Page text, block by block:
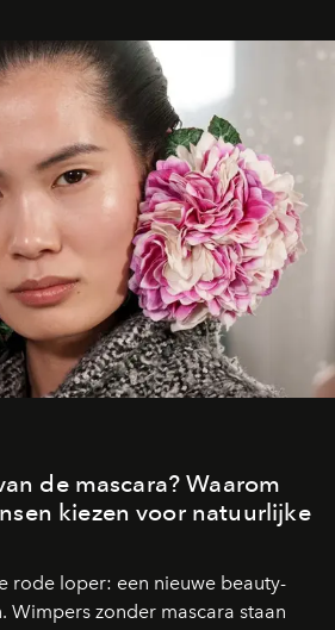
de mascara? Waarom
kiezen voor natuurlijke
rode loper: een nieuwe beauty-
Wimpers zonder mascara staan